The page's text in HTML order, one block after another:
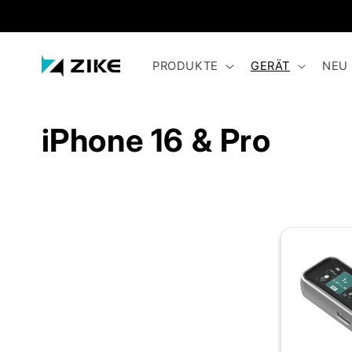
Inhalt
PRODUKTE GERÄT NEU
K
iPhone 16 & Pro